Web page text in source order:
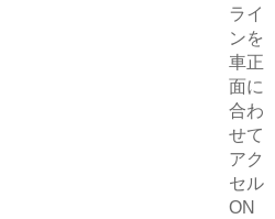
ライ
ンを
車正
面に
合わ
せて
アク
セル
ON